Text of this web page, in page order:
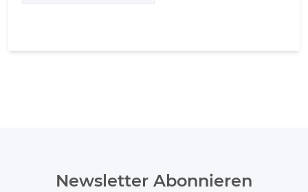
Newsletter Abonnieren